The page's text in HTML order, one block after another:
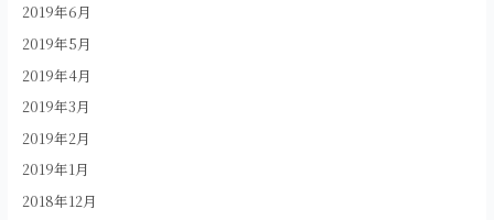
2019年6月
2019年5月
2019年4月
2019年3月
2019年2月
2019年1月
2018年12月